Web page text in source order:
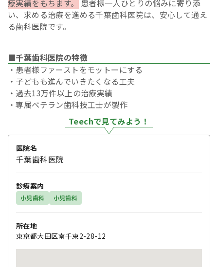
療実績をもちます。
患者様一人ひとりの悩みに寄り添
い、求める治療を進める千葉歯科医院は、安心して通え
る歯科医院です。
■千葉歯科医院の特徴
・患者様ファーストをモットーにする
・子どもも進んでいきたくなる工夫
・過去13万件以上の治療実績
・専属ベテラン歯科技工士が製作
Teechで見てみよう！
医院名
千葉歯科医院
診療案内
小児歯科 小児歯科
所在地
東京都大田区南千束2-28-12